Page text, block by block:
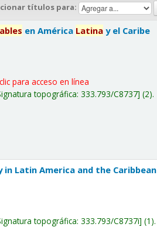
títulos para:
en América Latina y el Caribe
para acceso en línea
topográfica:333.793/C8737 (2).
Latin America and the Caribbean
topográfica:333.793/C8737i (1).